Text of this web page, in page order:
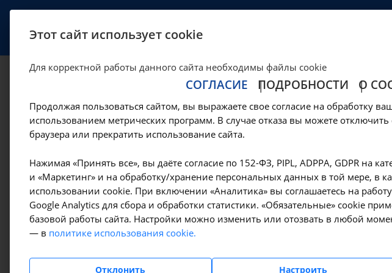
Авторизация
О клинике — Партнеры — Интеграция сайта с 1С
Пожалуйста, авторизуйтесь:
Логин:
Запомнить меня на
О клинике
Специалисты
Да, верно
Этот сайт использует cookie
Для корректной работы данного сайта необходимы файлы cookie
СОГЛАСИЕ ПОДРОБНОСТИ О
Продолжая пользоваться сайтом, вы выражаете свое согласие на обработку
использованием метрических программ. В случае отказа вы можете
браузера или прекратить использование сайта.
Нажимая «Принять все», вы даёте согласие по 152-ФЗ, PIPL, ADPPA, GDPR на
и «Маркетинг» и на обработку/хранение персональных данных в той мере, в
использовании cookie. При включении «Аналитика» вы соглашаетесь на
Google Analytics для сбора и обработки статистики. «Обязательные» cookie
базовой работы сайта. Настройки можно изменить или отозвать в любой
— в политике использования cookie.
Отклонить Настроить